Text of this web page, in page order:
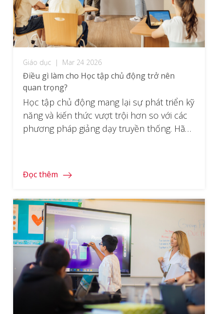
Giáo dục | Mar 24 2026
Điều gì làm cho Học tập chủ động trở nên
quan trọng?
Học tập chủ động mang lại sự phát triển kỹ
năng và kiến ​​thức vượt trội hơn so với các
phương pháp giảng dạy truyền thống. Hãy
Đọc thêm